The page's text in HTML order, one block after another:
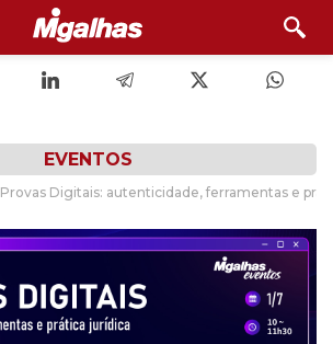
EVENTOS
Provas Digitais: autenticidade, ferramentas e